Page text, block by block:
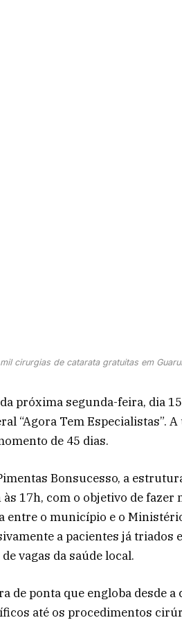
cirurgias de catarata gratuitas em
próxima segunda-feira, dia
“Agora Tem Especialistas”.
de 45 dias.
Bonsucesso, a
17h, com o objetivo de fazer
o município e o
a pacientes já triados e
vagas da saúde local.
de ponta que engloba desde a
até os procedimentos